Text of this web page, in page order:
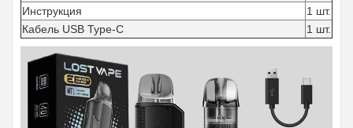
Инструкция
1 шт.
Кабель USB Type-C
1 шт.